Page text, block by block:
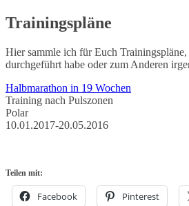
Trainingspläne
Hier sammle ich für Euch
durchgeführt habe oder zum Anderen
Halbmarathon in 19 Wochen
Training nach Pulszonen
Polar
10.01.2017-20.05.2016
Teilen mit:
Facebook Pinterest